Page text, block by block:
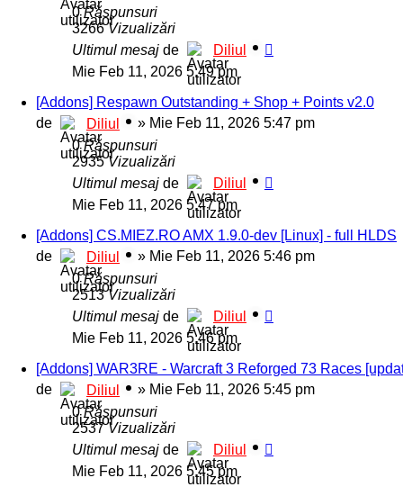
0Răspunsuri
3266Vizualizări
Ultimul mesaj de
Diliul
Mie Feb 11, 2026 5:49 pm
[Addons] Respawn Outstanding + Shop + Points v2.0
de
Diliul » Mie Feb 11, 2026 5:47 pm
0Răspunsuri
2935Vizualizări
Ultimul mesaj de
Diliul
Mie Feb 11, 2026 5:47 pm
[Addons] CS.MIEZ.RO AMX 1.9.0-dev [Linux] - full HLDS
de
Diliul » Mie Feb 11, 2026 5:46 pm
0Răspunsuri
2513Vizualizări
Ultimul mesaj de
Diliul
Mie Feb 11, 2026 5:46 pm
[Addons] WAR3RE - Warcraft 3 Reforged 73 Races
de
Diliul » Mie Feb 11, 2026 5:45 pm
0Răspunsuri
2537Vizualizări
Ultimul mesaj de
Diliul
Mie Feb 11, 2026 5:45 pm